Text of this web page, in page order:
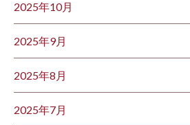
2025年10月
2025年9月
2025年8月
2025年7月